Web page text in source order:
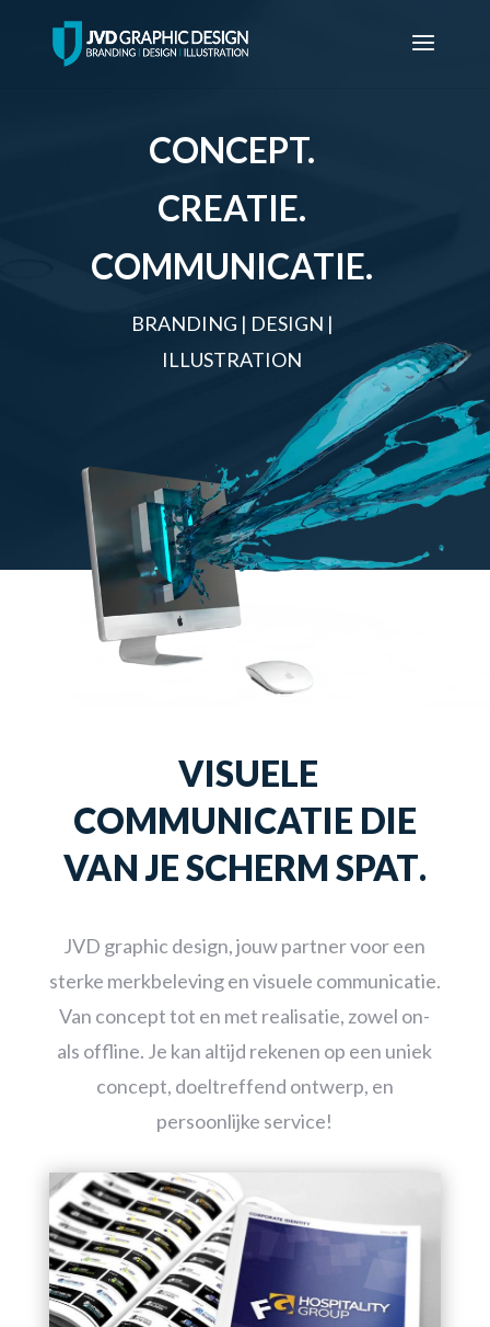
CONCEPT.
CREATIE.
COMMUNICATIE.
BRANDING | DESIGN |
ILLUSTRATION
VISUELE
COMMUNICATIE DIE
VAN JE SCHERM SPAT.
JVD graphic design, jouw partner voor een
sterke merkbeleving en visuele communicatie.
Van concept tot en met realisatie, zowel on-
als offline. Je kan altijd rekenen op een uniek
concept, doeltreffend ontwerp, en
persoonlijke service!